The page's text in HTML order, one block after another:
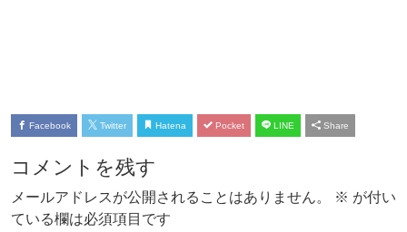
Facebook Twitter Hatena Pocket LINE Share
コメントを残す
メールアドレスが公開されることはありません。 ※ が付い
ている欄は必須項目です